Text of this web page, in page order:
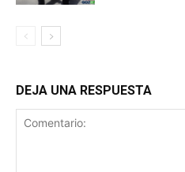
DEJA UNA RESPUESTA